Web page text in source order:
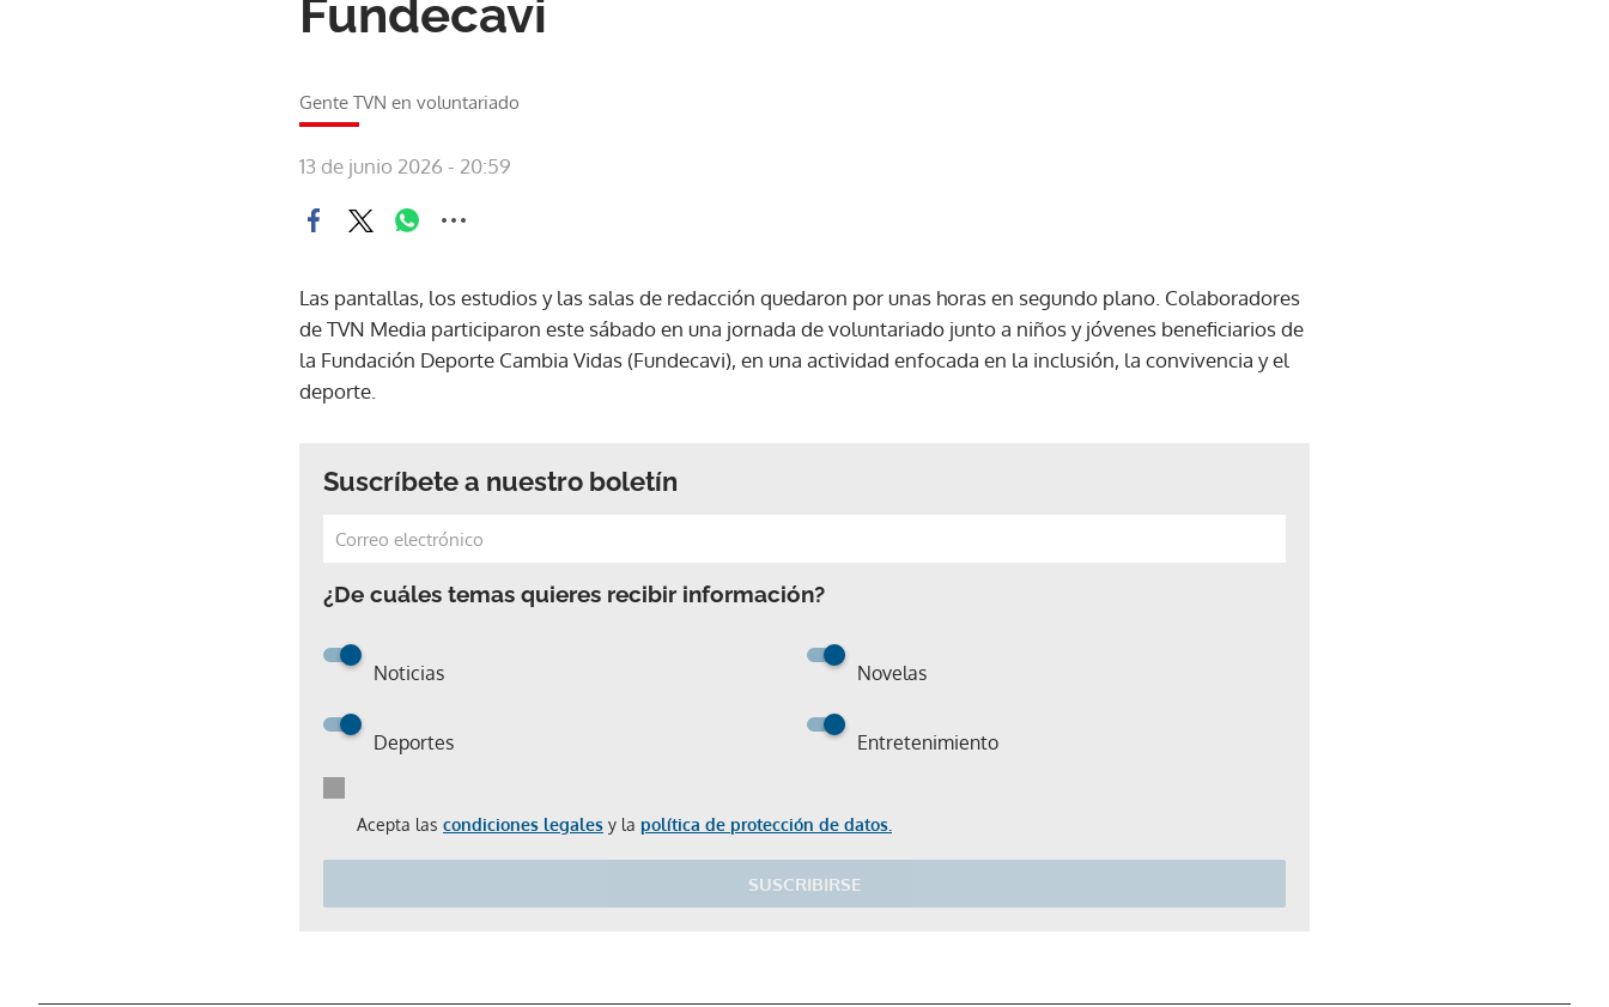
Fundecavi
Gente TVN en voluntariado
13 de junio 2026 - 20:59
Las pantallas, los estudios y las salas de redacción quedaron por unas horas en segundo plano. Colaboradores
de TVN Media participaron este sábado en una jornada de voluntariado junto a niños y jóvenes beneficiarios de
la Fundación Deporte Cambia Vidas (Fundecavi), en una actividad enfocada en la inclusión, la convivencia y el
deporte.
Suscríbete a nuestro boletín
¿De cuáles temas quieres recibir información?
Noticias Novelas
Deportes Entretenimiento
Acepta las condiciones legales y la política de protección de datos.
SUSCRIBIRSE
Gracias por suscribirte a nuestro boletín.